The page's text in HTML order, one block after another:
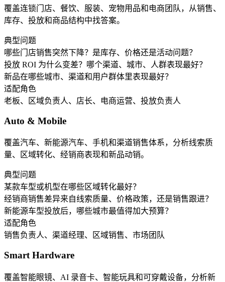
覆盖连锁门店、餐饮、服装、宠物用品和电商团队，从销售、
库存、投放和商品结构中找答案。
典型问题
哪些门店销售突然下降？是库存、价格还是活动问题？
投放 ROI 为什么变差？哪个渠道、城市、人群表现最好？
新品在哪些城市、渠道和用户群体里表现最好？
适配角色
老板、区域负责人、店长、电商运营、投放负责人
Auto & Mobile
覆盖汽车、新能源汽车、手机和渠道销售体系，分析线索质
量、区域转化、经销商表现和新品动销。
典型问题
某款车型或机型在哪些区域转化最好？
经销商销售差异来自线索质量、价格政策，还是销售跟进？
新能源车型投放后，哪些城市最值得加大预算？
适配角色
销售负责人、渠道经理、区域销售、市场团队
Smart Hardware
覆盖智能眼镜、AI 录音卡、智能玩具和可穿戴设备，分析新